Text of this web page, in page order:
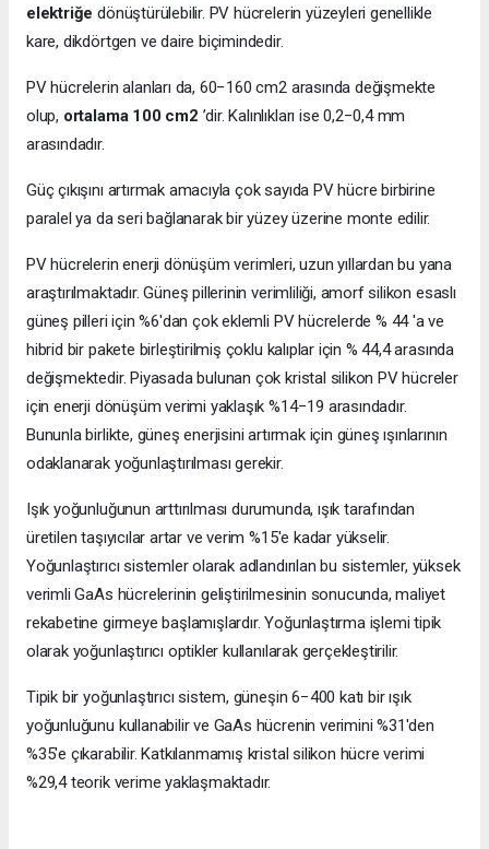
elektriğedönüştürülebilir. PV hücrelerin yüzeyleri genellikle
kare, dikdörtgen ve daire biçimindedir.
PV hücrelerin alanları da, 60−160 cm2 arasında değişmekte
olup, ortalama 100 cm2 ’dir. Kalınlıkları ise 0,2−0,4 mm
arasındadır.
Güç çıkışını artırmak amacıyla çok sayıda PV hücre birbirine
paralel ya da seri bağlanarak bir yüzey üzerine monte edilir.
PV hücrelerin enerji dönüşüm verimleri, uzun yıllardan bu yana
araştırılmaktadır. Güneş pillerinin verimliliği, amorf silikon esaslı
güneş pilleri için %6'dan çok eklemli PV hücrelerde % 44 'a ve
hibrid bir pakete birleştirilmiş çoklu kalıplar için % 44,4 arasında
değişmektedir. Piyasada bulunan çok kristal silikon PV hücreler
için enerji dönüşüm verimi yaklaşık %14−19 arasındadır.
Bununla birlikte, güneş enerjisini artırmak için güneş ışınlarının
odaklanarak yoğunlaştırılması gerekir.
Işık yoğunluğunun arttırılması durumunda, ışık tarafından
üretilen taşıyıcılar artar ve verim %15'e kadar yükselir.
Yoğunlaştırıcı sistemler olarak adlandırılan bu sistemler, yüksek
verimli GaAs hücrelerinin geliştirilmesinin sonucunda, maliyet
rekabetine girmeye başlamışlardır. Yoğunlaştırma işlemi tipik
olarak yoğunlaştırıcı optikler kullanılarak gerçekleştirilir.
Tipik bir yoğunlaştırıcı sistem, güneşin 6−400 katı bir ışık
yoğunluğunu kullanabilir ve GaAs hücrenin verimini %31'den
%35'e çıkarabilir. Katkılanmamış kristal silikon hücre verimi
%29,4 teorik verime yaklaşmaktadır.